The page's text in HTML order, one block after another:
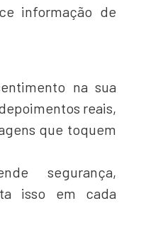
informação de
na sua
reais,
que toquem
segurança,
isso em cada